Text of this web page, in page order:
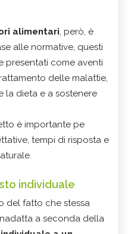
alimentari, però, è
alle normative, questi
presentati come aventi
delle malattie,
la dieta e a sostenere
è importante pe
tempi di risposta e
individuale
del fatto che stessa
a seconda della